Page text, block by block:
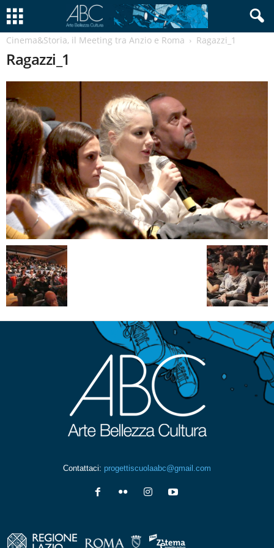
Cinema&Storia, il Meeting tra Anzio e Roma Ragazzi_1
Ragazzi_1
Contattaci: progettiscuolaabc@gmail.com